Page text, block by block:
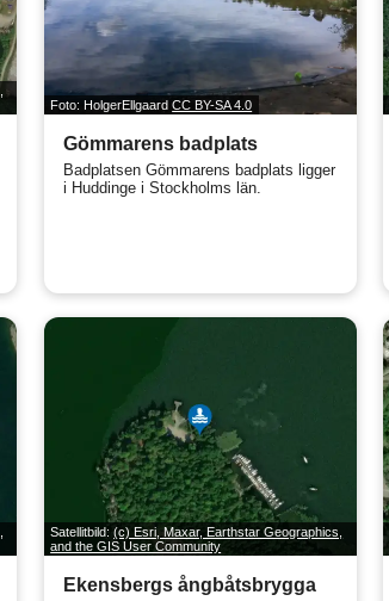
Foto: HolgerEllgaardCC BY-SA 4.0
Gömmarens badplats
Badplatsen Gömmarens badplats ligger
i Huddinge i Stockholms län.
Satellitbild:(c) Esri, Maxar, Earthstar Geographics,
and the GIS User Community
Ekensbergs ångbåtsbrygga